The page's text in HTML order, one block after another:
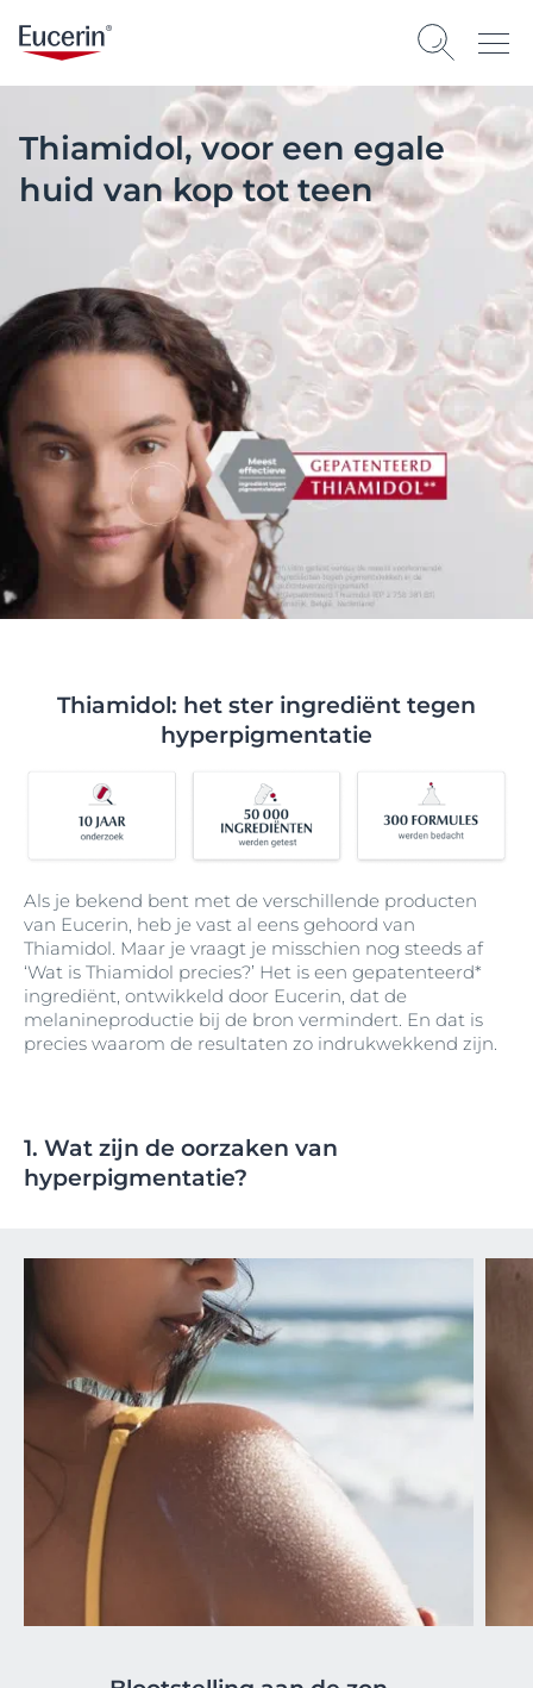
Thiamidol, voor een egale
huid van kop tot teen
Thiamidol: het ster ingrediënt tegen
hyperpigmentatie
Als je bekend bent met de verschillende producten
van Eucerin, heb je vast al eens gehoord van
Thiamidol. Maar je vraagt je misschien nog steeds af
‘Wat is Thiamidol precies?’ Het is een gepatenteerd*
ingrediënt, ontwikkeld door Eucerin, dat de
melanineproductie bij de bron vermindert. En dat is
precies waarom de resultaten zo indrukwekkend zijn.
1. Wat zijn de oorzaken van
hyperpigmentatie?